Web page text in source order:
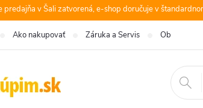
predajňa v Šali zatvorená, e-shop doručuje v
Ako nakupovať Záruka a Servis Obchodné